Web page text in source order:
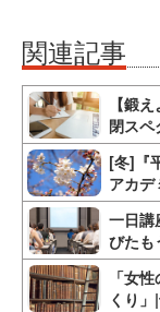
関連記事
【鍛
閉スペ
[冬]『
アカデ
一日講
びたも
「女
くり